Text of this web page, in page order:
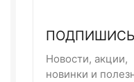
Новости, акции,
новинки и